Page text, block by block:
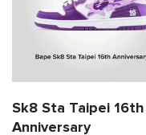
Sk8 Sta Taipei 16th
Anniversary